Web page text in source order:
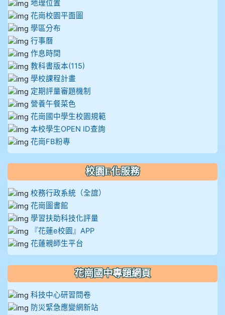
地理位置
花崗校園平面圖
學區分布
行事曆
作息時間
教科書版本(115)
學校課程計畫
定期評量審題機制
營養午餐菜色
花崗國中學生校園規範
本校學生OPEN ID查詢
花崗FB粉專
校園E化服務
校務行政系統（全誼）
花崗圖書館
學習扶助科技化評量
『花蓮e校園』APP
花蓮親師生平台
花崗國中專題網頁
科技中心研習問卷
防災緊急應變網新站